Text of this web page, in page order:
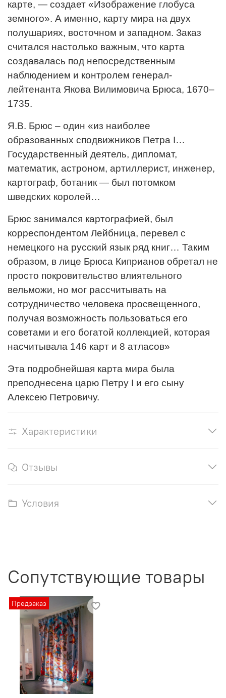
карте, — создает «Изображение глобуса
земного». А именно, карту мира на двух
полушариях, восточном и западном. Заказ
считался настолько важным, что карта
создавалась под непосредственным
наблюдением и контролем генерал-
лейтенанта Якова Вилимовича Брюса, 1670–
1735.
Я.В. Брюс – один «из наиболее
образованных сподвижников Петра I…
Государственный деятель, дипломат,
математик, астроном, артиллерист, инженер,
картограф, ботаник — был потомком
шведских королей…
Брюс занимался картографией, был
корреспондентом Лейбница, перевел с
немецкого на русский язык ряд книг… Таким
образом, в лице Брюса Киприанов обретал не
просто покровительство влиятельного
вельможи, но мог рассчитывать на
сотрудничество человека просвещенного,
получая возможность пользоваться его
советами и его богатой коллекцией, которая
насчитывала 146 карт и 8 атласов»
Эта подробнейшая карта мира была
преподнесена царю Петру I и его сыну
Алексею Петровичу.
Характеристики
Отзывы
Условия
Сопутствующие товары
Предзаказ